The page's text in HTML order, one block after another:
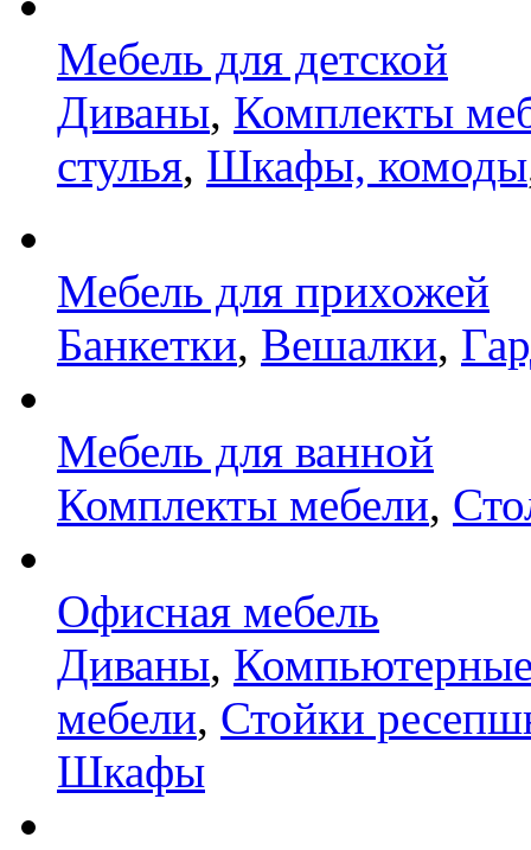
Мебель для детской
Диваны, Комплекты
стулья, Шкафы, комоды
Мебель для прихожей
Банкетки, Вешалки,
Мебель для ванной
Комплекты мебели,
Офисная мебель
Диваны,
мебели, Стойки
Шкафы